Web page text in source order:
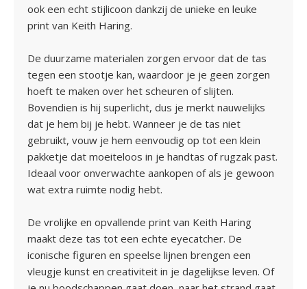
ook een echt stijlicoon dankzij de unieke en leuke
print van Keith Haring.
De duurzame materialen zorgen ervoor dat de tas
tegen een stootje kan, waardoor je je geen zorgen
hoeft te maken over het scheuren of slijten.
Bovendien is hij superlicht, dus je merkt nauwelijks
dat je hem bij je hebt. Wanneer je de tas niet
gebruikt, vouw je hem eenvoudig op tot een klein
pakketje dat moeiteloos in je handtas of rugzak past.
Ideaal voor onverwachte aankopen of als je gewoon
wat extra ruimte nodig hebt.
De vrolijke en opvallende print van Keith Haring
maakt deze tas tot een echte eyecatcher. De
iconische figuren en speelse lijnen brengen een
vleugje kunst en creativiteit in je dagelijkse leven. Of